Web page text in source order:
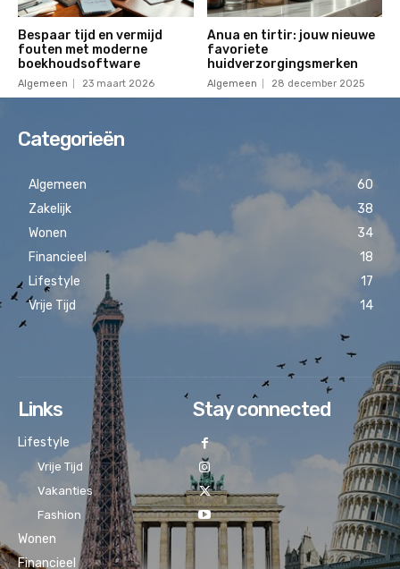
Bespaar tijd en vermijd
fouten met moderne
boekhoudsoftware
Algemeen 23 maart 2026
Anua en tirtir: jouw nieuwe
favoriete
huidverzorgingsmerken
Algemeen 28 december 2025
Categorieën
Algemeen
60
Zakelijk
38
Wonen
34
Financieel
18
Lifestyle
17
Vrije Tijd
14
Links
Lifestyle
Vrije Tijd
Vakanties
Fashion
Wonen
Financieel
Stay connected